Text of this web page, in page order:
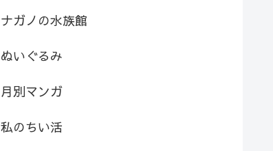
ナガノの水族館
ぬいぐるみ
月別マンガ
私のちい活